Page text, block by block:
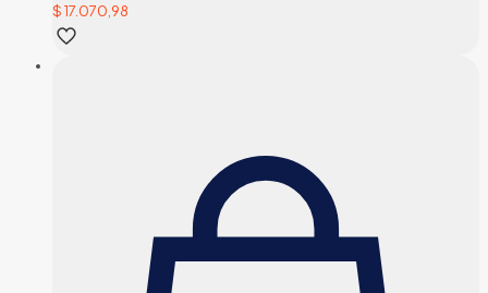
$17.070,98